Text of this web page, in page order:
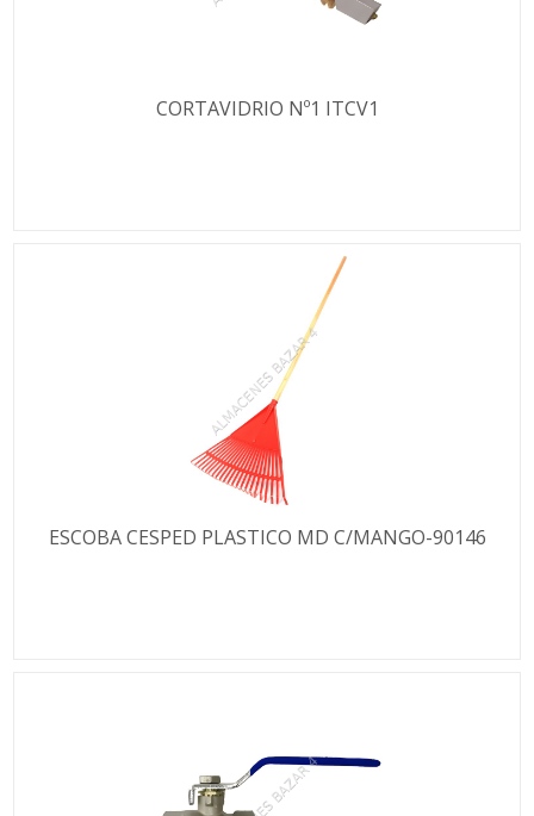
CORTAVIDRIO Nº1 ITCV1
ESCOBA CESPED PLASTICO MD C/MANGO-90146